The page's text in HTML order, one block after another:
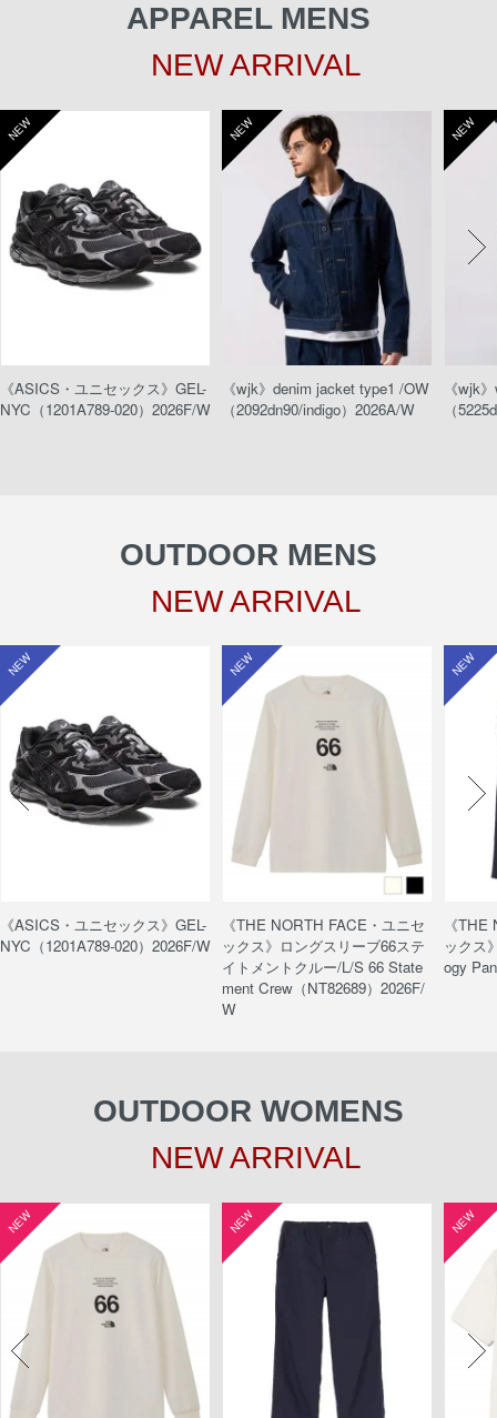
APPAREL MENS
NEW ARRIVAL
NEW
《ASICS・ユニセックス》GEL-
NYC（1201A789-020）2026F/W
NEW
《wjk》denim jacket type1 /OW
（2092dn90/indigo）2026A/W
NEW
《wjk
（
OUTDOOR MENS
NEW ARRIVAL
NEW
《ASICS・ユニセックス》GEL-
NYC（1201A789-020）2026F/W
NEW
《THE NORTH FACE・ユニセ
ックス》ロングスリーブ66ステ
イトメントクルー/L/S 66 State
ment Crew（NT82689）2026F/
W
NEW
《
ックス
ogy
OUTDOOR WOMENS
NEW ARRIVAL
NEW NEW NEW